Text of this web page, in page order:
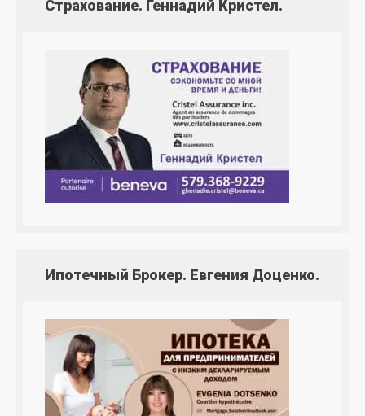
Страхование. Геннадий Кристел.
Ипотечный Брокер. Евгения Доценко.